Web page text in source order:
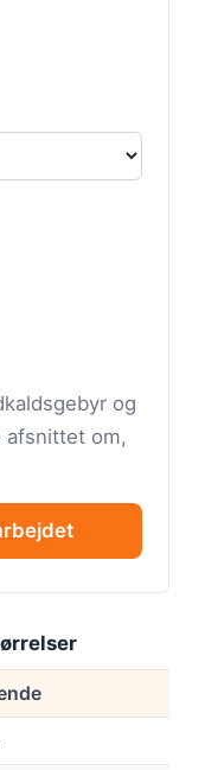
og
afsnittet om,